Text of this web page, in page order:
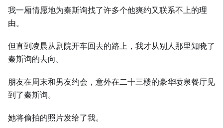
我一厢情愿地为秦斯询找了许多个他爽约又联系不上的理
由。
但直到凌晨从剧院开车回去的路上，我才从别人那里知晓了
秦斯询的去向。
朋友在周末和男友约会，意外在二十三楼的豪华喷泉餐厅见
到了秦斯询。
她将偷拍的照片发给了我。